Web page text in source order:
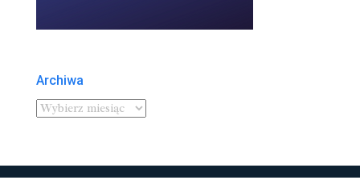
Archiwa